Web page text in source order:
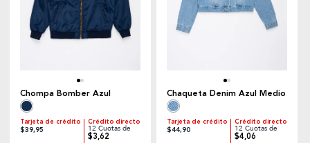
Chompa Bomber Azul
Tarjeta de crédito
$39,95
Crédito directo
12 Cuotas de
$3,62
Chaqueta Denim Azul Medio
Tarjeta de crédito
$44,90
Crédito directo
12 Cuotas de
$4,06